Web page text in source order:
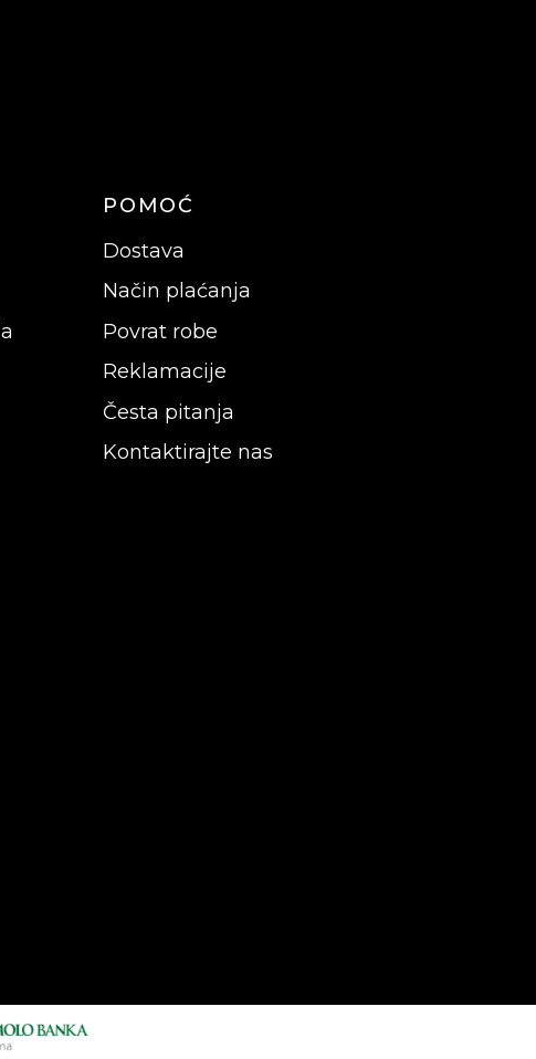
POMOĆ
Dostava
Način plaćanja
Povrat robe
Reklamacije
Česta pitanja
Kontaktirajte nas